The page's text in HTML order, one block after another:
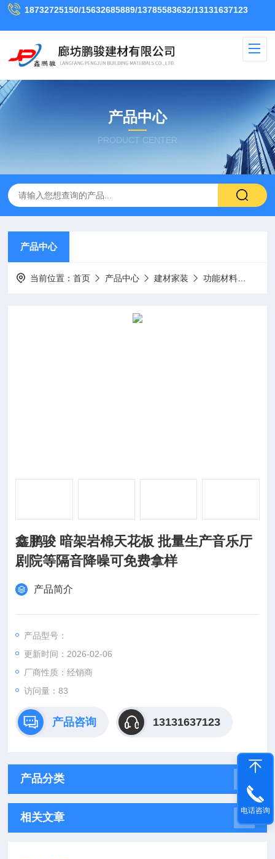
18732725150/15632685889/13785583632/13131637123
产品中心
PRODUCT CENTER
产品中心
当前位置：首页 产品中心 建材家装 功能材料
鑫鹏骏 暗架岩棉天花板 批量生产音乐厅
剧院等隔音降噪可免费拿样
产品简介
产品型号：
更新时间：2026-02-06
厂商性质：经销商
访问量：83
产品咨询 13131637123
产品分类
相关文章
电话咨询